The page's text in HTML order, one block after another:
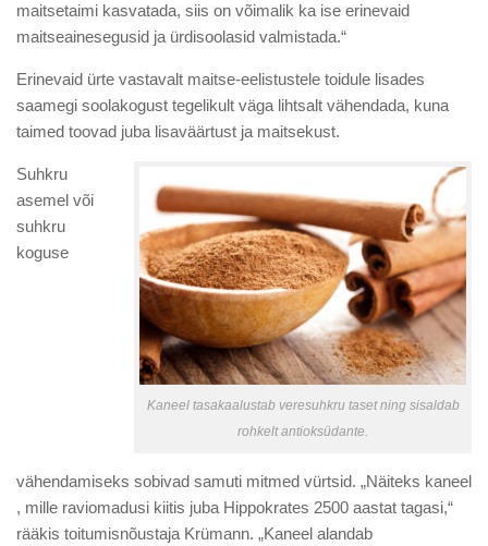
maitsetaimi kasvatada, siis on võimalik ka ise erinevaid
maitseainesegusid ja ürdisoolasid valmistada.“
Erinevaid ürte vastavalt maitse-eelistustele toidule lisades
saamegi soolakogust tegelikult väga lihtsalt vähendada, kuna
taimed toovad juba lisaväärtust ja maitsekust.
Kaneel tasakaalustab veresuhkru taset ning sisaldab
rohkelt antioksüdante.
Suhkru
asemel või
suhkru
koguse
vähendamiseks sobivad samuti mitmed vürtsid. „Näiteks kaneel
, mille raviomadusi kiitis juba Hippokrates 2500 aastat tagasi,“
rääkis toitumisnõustaja Krümann. „Kaneel alandab